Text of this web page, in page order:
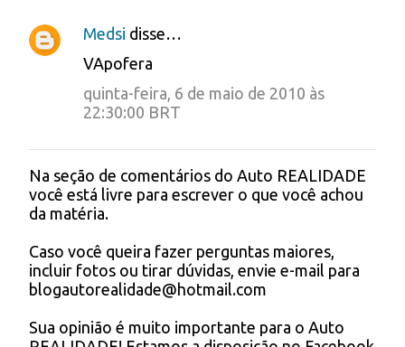
C
t
á
r
i
o
s
Medsi disse…
VApofera
quinta-feira, 6 de maio de 2010 às
22:30:00 BRT
P
o
s
a
r
u
c
Na seção de comentários do Auto REALIDADE
você está livre para escrever o que você achou
da matéria.
Caso você queira fazer perguntas maiores,
incluir fotos ou tirar dúvidas, envie e-mail para
blogautorealidade@hotmail.com
Sua opinião é muito importante para o Auto